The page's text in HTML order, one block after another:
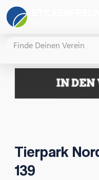
Tierpark
139